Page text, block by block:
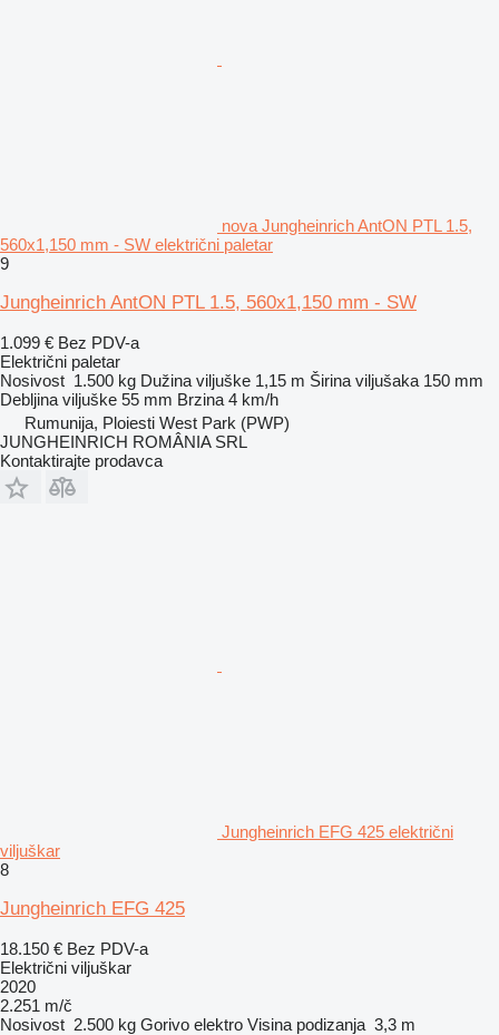
nova Jungheinrich AntON PTL 1.5,
560x1,150 mm - SW električni paletar
9
Jungheinrich AntON PTL 1.5, 560x1,150 mm - SW
1.099 € Bez PDV-a
Električni paletar
Nosivost 1.500 kg Dužina viljuške 1,15 m Širina viljušaka 150 mm
Debljina viljuške 55 mm Brzina 4 km/h
Rumunija, Ploiesti West Park (PWP)
JUNGHEINRICH ROMÂNIA SRL
Kontaktirajte prodavca
Jungheinrich EFG 425 električni
viljuškar
8
Jungheinrich EFG 425
18.150 € Bez PDV-a
Električni viljuškar
2020
2.251 m/č
Nosivost 2.500 kg Gorivo elektro Visina podizanja 3,3 m